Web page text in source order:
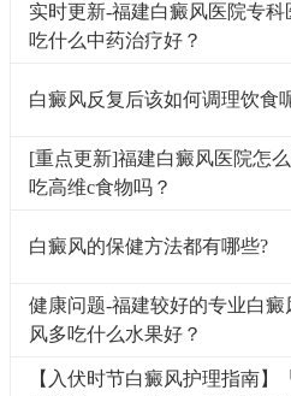
实时更新-福建白癜风医院专
吃什么中药治疗好？
白癜风反复后该如何调理饮食
[重点更新]福建白癜风医院怎
吃高维c食物吗？
白癜风的保健方法都有哪些?
健康问题-福建较好的专业白
风多吃什么水果好？
【入伏时节白癜风护理指南】